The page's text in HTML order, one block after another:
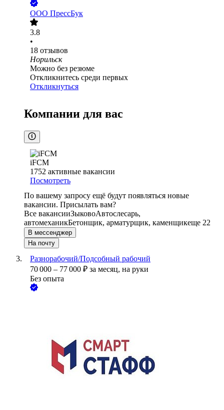
ООО ПрессБук
3.8
•
18 отзывов
Норильск
Можно без резюме
Откликнитесь среди первых
Откликнуться
Компании для вас
iFCM
1752 активные вакансии
Посмотреть
По вашему запросу ещё будут появляться новые
вакансии. Присылать вам?
Все вакансииЗыковоАвтослесарь,
автомеханикБетонщик, арматурщик, каменщикеще 22
В мессенджер
На почту
Разнорабочий/Подсобный рабочий
70 000 – 77 000 ₽ за месяц, на руки
Без опыта